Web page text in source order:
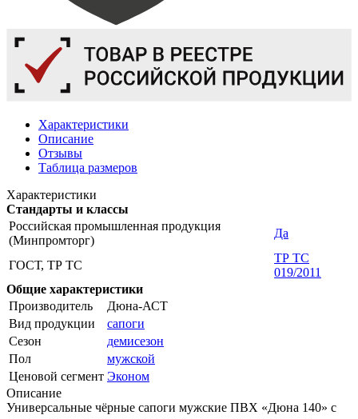
Характеристики
Описание
Отзывы
Таблица размеров
Характеристики
Стандарты и классы
Российская промышленная продукция
(Минпромторг)
Да
ГОСТ, ТР ТС
ТР ТС
019/2011
Общие характеристики
Производитель
Дюна-АСТ
Вид продукции
сапоги
Сезон
демисезон
Пол
мужской
Ценовой сегмент Эконом
Описание
Универсальные чёрные сапоги мужские ПВХ «Дюна 140» с